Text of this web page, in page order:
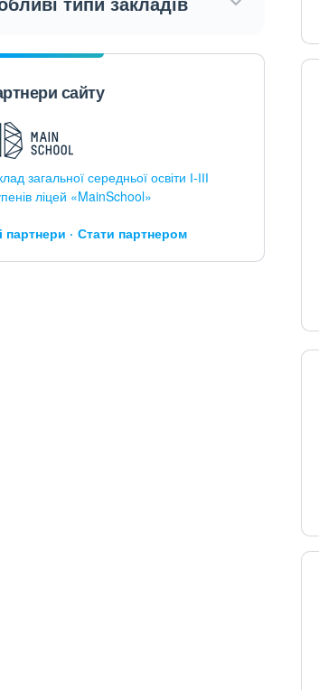
сайту
загальної середньої освіти І-ІІІ
ліцей «MainSchool»
партнери Стати партнером